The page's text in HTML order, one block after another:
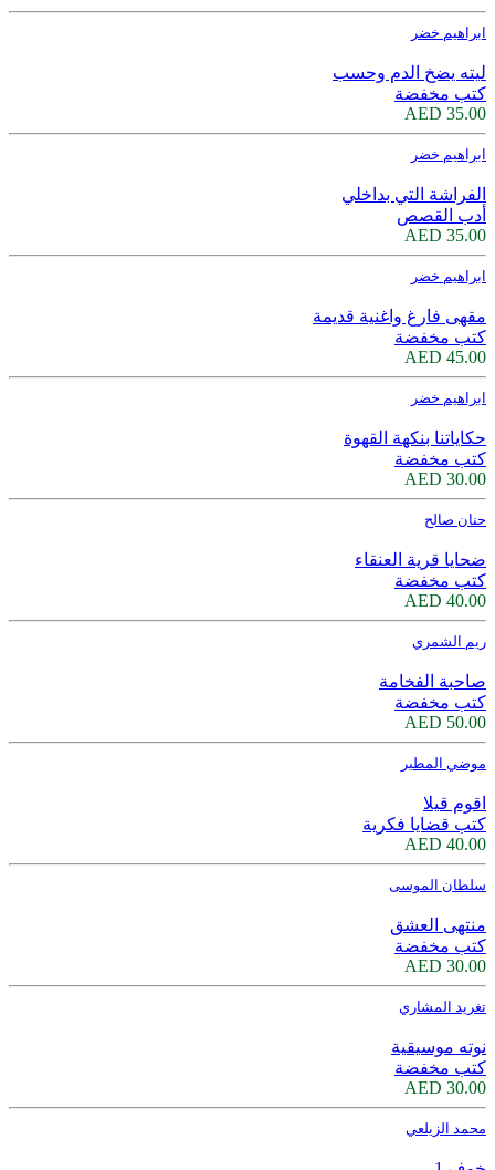
ابراهيم خضر
ليته يضخ الدم وحسب
كتب مخفضة
35.00 AED
ابراهيم خضر
الفراشة التي بداخلي
أدب القصص
35.00 AED
ابراهيم خضر
مقهى فارغ واغنية قديمة
كتب مخفضة
45.00 AED
ابراهيم خضر
حكاياتنا بنكهة القهوة
كتب مخفضة
30.00 AED
حنان صالح
ضحايا قرية العنقاء
كتب مخفضة
40.00 AED
ريم الشمري
صاحبة الفخامة
كتب مخفضة
50.00 AED
موضي المطير
اقوم قيلا
كتب قضايا فكرية
40.00 AED
سلطان الموسى
منتهى العشق
كتب مخفضة
30.00 AED
تغريد المشاري
نوته موسيقية
كتب مخفضة
30.00 AED
محمد الزيلعي